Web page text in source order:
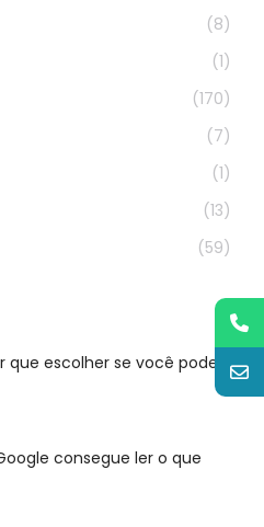
(8)
(1)
(170)
(7)
(1)
(13)
(59)
que escolher se você pode
consegue ler o que